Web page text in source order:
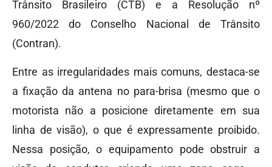
Trânsito Brasileiro (CTB) e a Resolução nº
960/2022 do Conselho Nacional de Trânsito
(Contran).
Entre as irregularidades mais comuns, destaca-se
a fixação da antena no para-brisa (mesmo que o
motorista não a posicione diretamente em sua
linha de visão), o que é expressamente proibido.
Nessa posição, o equipamento pode obstruir a